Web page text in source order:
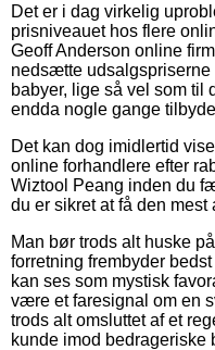
Det er i dag virkelig
prisniveauet hos flere
Geoff Anderson online
nedsætte udsalgspriserne
babyer, lige så vel som til
endda nogle gange
Det kan dog imidlertid
online forhandlere efter
Wiztool Peang inden du
du er sikret at få den mest
Man bør trods alt huske
forretning frembyder
kan ses som mystisk
være et faresignal om en
trods alt omsluttet af et
kunde imod bedrageriske